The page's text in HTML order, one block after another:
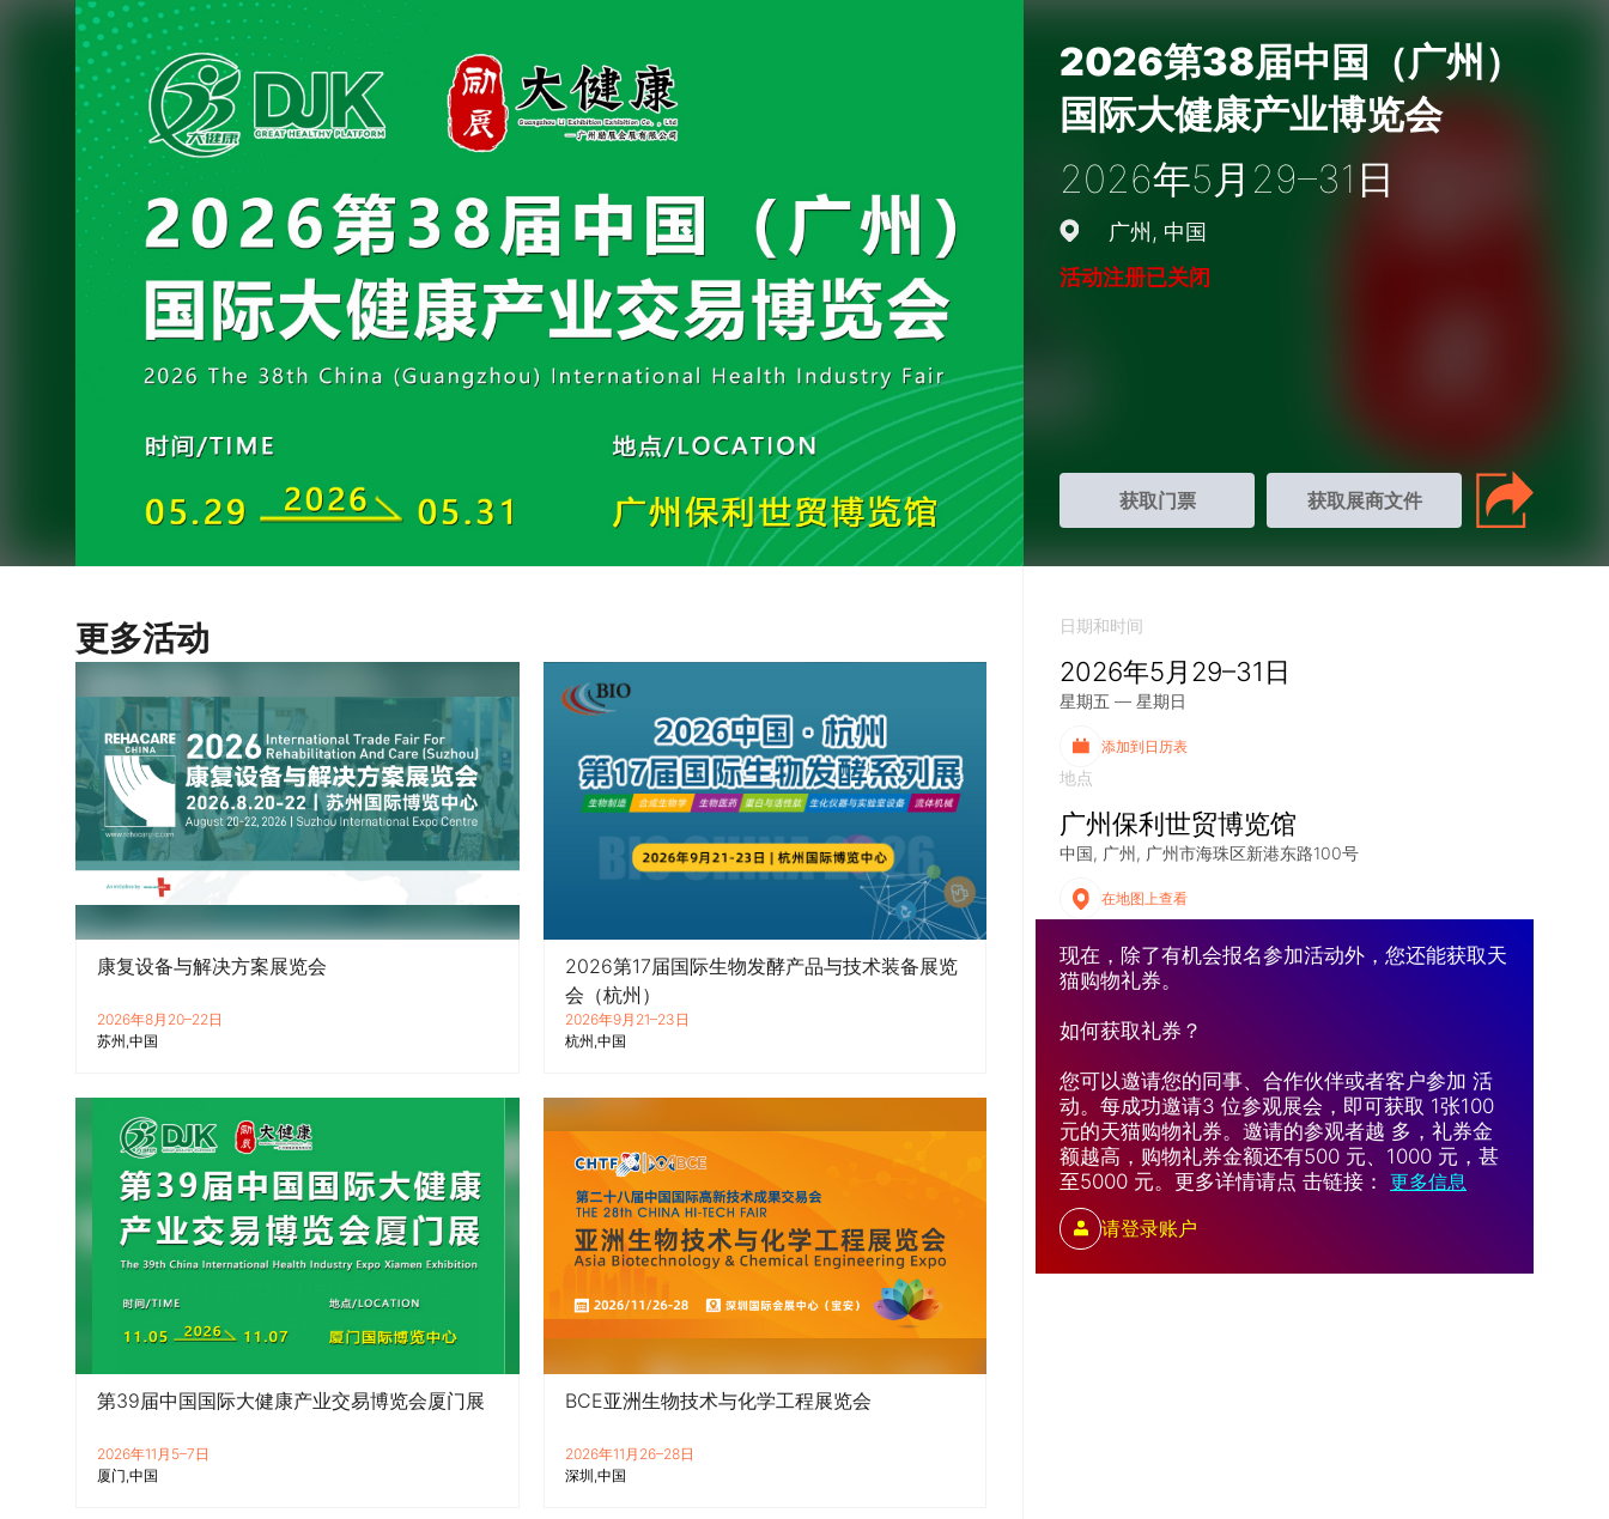
2026第38届中国（广州）
国际大健康产业博览会
2026年5月29–31日
广州
中国
活动注册已关闭
获取门票 获取展商文件
更多活动
康复设备与解决方案展览会
2026年8月20–22日
苏州 中国
2026第17届国际生物发酵产品与技术装备展览
会（杭州）
2026年9月21–23日
杭州 中国
第39届中国国际大健康产业交易博览会厦门展
2026年11月5–7日
厦门 中国
BCE亚洲生物技术与化学工程展览会
2026年11月26–28日
深圳 中国
日期和时间
2026年5月29–31日
星期五 — 星期日
添加到日历表
地点
广州保利世贸博览馆
中国 广州 广州市海珠区新港东路100号
在地图上查看
现在，除了有机会报名参加活动外，您还能获取天
猫购物礼券。
如何获取礼券？
您可以邀请您的同事、合作伙伴或者客户参加 活
动。每成功邀请3 位参观展会，即可获取 1张100
元的天猫购物礼券。邀请的参观者越 多，礼券金
额越高，购物礼券金额还有500 元、1000 元，甚
至5000 元。更多详情请点 击链接： 更多信息
请登录账户